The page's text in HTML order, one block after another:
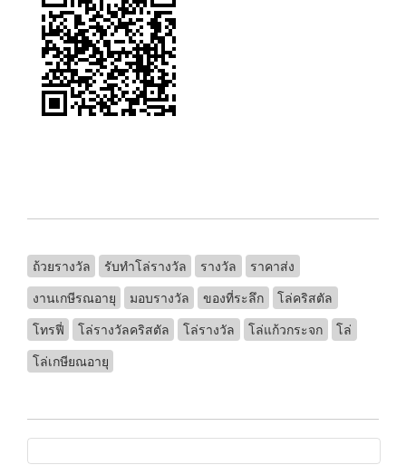
ถ้วยรางวัล รับทําโล่รางวัล รางวัล
ราคาส่ง
งานเกษีรณอายุ
มอบรางวัล ของที่ระลึก
โล่คริสตัล
โทรฟี่
โล่รางวัลคริสตัล โล่รางวัล โล่แก้วกระจก
โล่
โล่เกษียณอายุ